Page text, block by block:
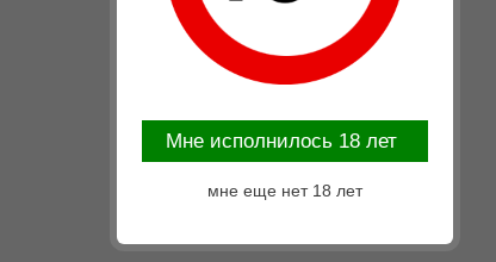
Mне исполнилось 18 лет
мне еще нет 18 лет